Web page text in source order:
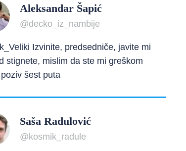
Aleksandar Šapić
@decko_iz_nambije
Izvinite, predsedniče, javite mi
stignete, mislim da ste mi greškom
šest puta
Saša Radulović
@kosmik_radule